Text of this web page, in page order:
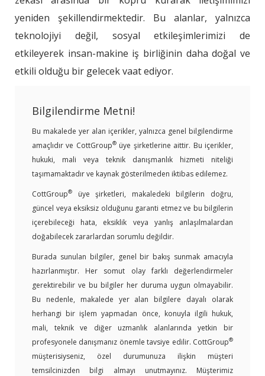
yeniden şekillendirmektedir. Bu alanlar, yalnızca
teknolojiyi değil, sosyal etkileşimlerimizi de
etkileyerek insan-makine iş birliğinin daha doğal ve
etkili olduğu bir gelecek vaat ediyor.
Bilgilendirme Metni!
Bu makalede yer alan içerikler, yalnızca genel bilgilendirme
amaçlıdır ve CottGroup®üye şirketlerine aittir. Bu içerikler,
hukuki, mali veya teknik danışmanlık hizmeti niteliği
taşımamaktadır ve kaynak gösterilmeden iktibas edilemez.
CottGroup®
üye şirketleri, makaledeki bilgilerin doğru,
güncel veya eksiksiz olduğunu garanti etmez ve bu bilgilerin
içerebileceği hata, eksiklik veya yanlış anlaşılmalardan
doğabilecek zararlardan sorumlu değildir.
Burada sunulan bilgiler, genel bir bakış sunmak amacıyla
hazırlanmıştır. Her somut olay farklı değerlendirmeler
gerektirebilir ve bu bilgiler her duruma uygun olmayabilir.
Bu nedenle, makalede yer alan bilgilere dayalı olarak
herhangi bir işlem yapmadan önce, konuyla ilgili hukuk,
mali, teknik ve diğer uzmanlık alanlarında yetkin bir
profesyonele danışmanız önemle tavsiye edilir. CottGroup®
müşterisiyseniz, özel durumunuza ilişkin müşteri
temsilcinizden bilgi almayı unutmayınız. Müşterimiz